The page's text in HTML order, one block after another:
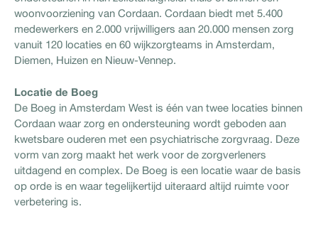
woonvoorziening van Cordaan. Cordaan biedt met 5.400
medewerkers en 2.000 vrijwilligers aan 20.000 mensen zorg
vanuit 120 locaties en 60 wijkzorgteams in Amsterdam,
Diemen, Huizen en Nieuw-Vennep.
Locatie de Boeg
De Boeg in Amsterdam West is één van twee locaties binnen
Cordaan waar zorg en ondersteuning wordt geboden aan
kwetsbare ouderen met een psychiatrische zorgvraag. Deze
vorm van zorg maakt het werk voor de zorgverleners
uitdagend en complex. De Boeg is een locatie waar de basis
op orde is en waar tegelijkertijd uiteraard altijd ruimte voor
verbetering is.